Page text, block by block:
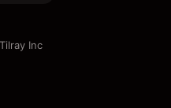
Tilray Inc